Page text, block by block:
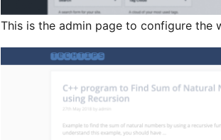
This is the admin page to configure the